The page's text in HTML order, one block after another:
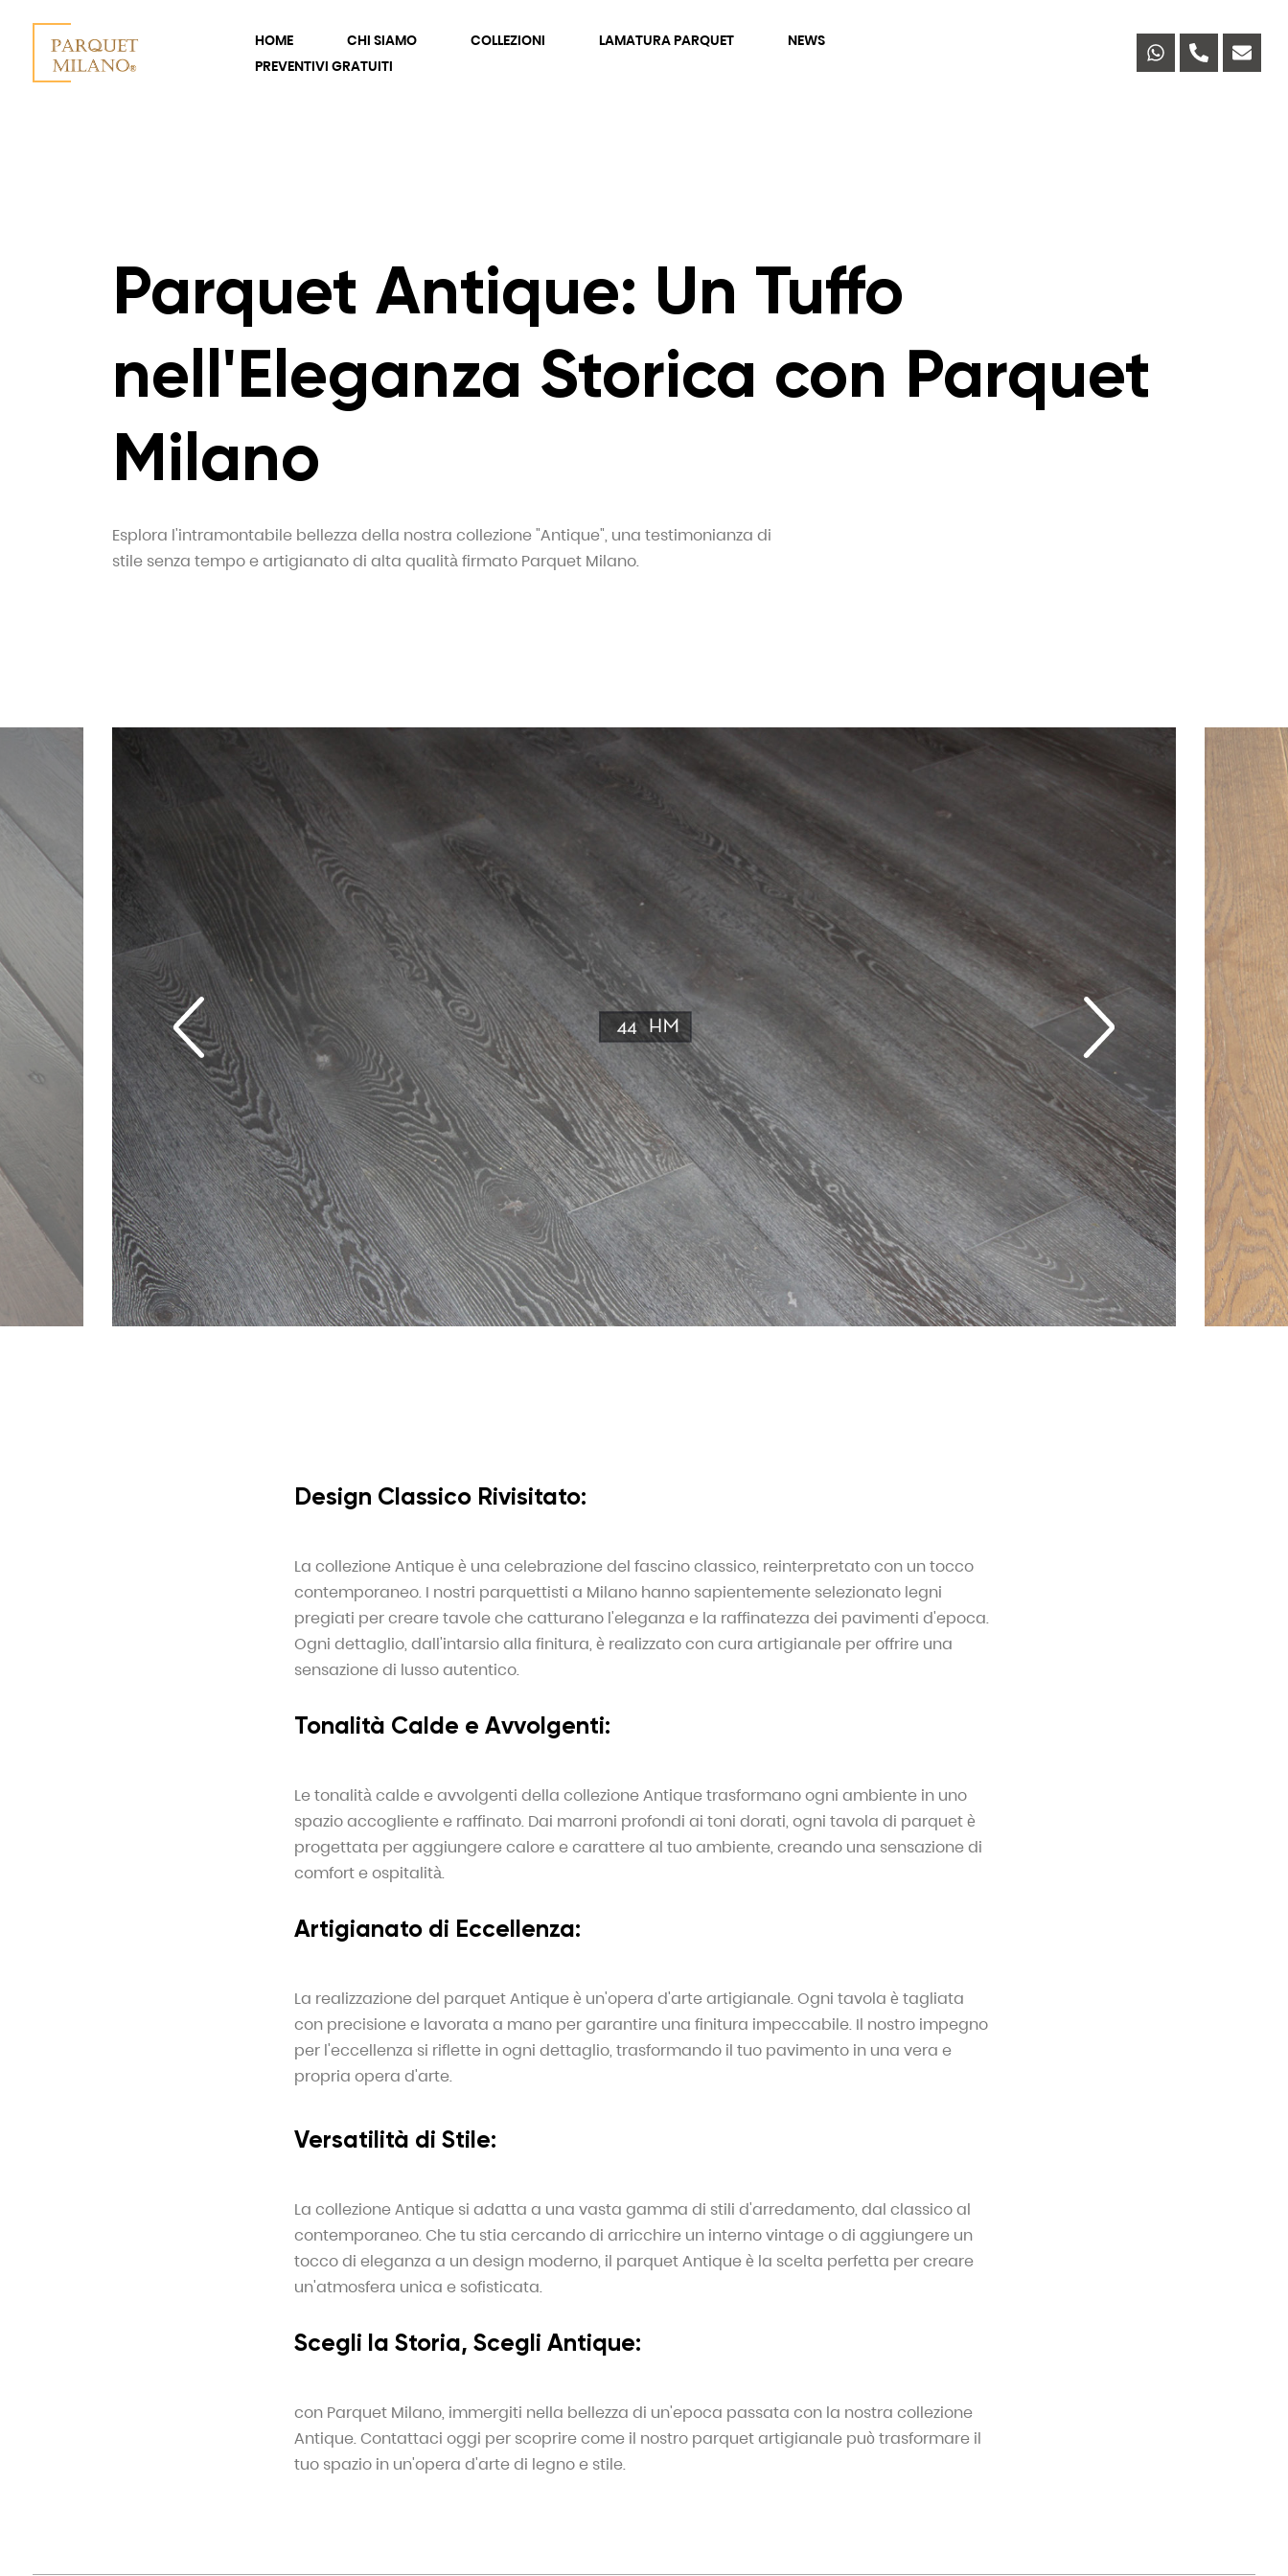
HOME CHI SIAMO COLLEZIONI LAMATURA PARQUET
NEWS
PREVENTIVI GRATUITI
Parquet Antique: Un Tuffo
nell'Eleganza Storica con Parquet
Milano
Esplora l'intramontabile bellezza della nostra collezione "Antique", una testimonianza di
stile senza tempo e artigianato di alta qualità firmato Parquet Milano.
Design Classico Rivisitato:
La collezione Antique è una celebrazione del fascino classico, reinterpretato con un tocco
contemporaneo. I nostri parquettisti a Milano hanno sapientemente selezionato legni
pregiati per creare tavole che catturano l'eleganza e la raffinatezza dei pavimenti d'epoca.
Ogni dettaglio, dall'intarsio alla finitura, è realizzato con cura artigianale per offrire una
sensazione di lusso autentico.
Tonalità Calde e Avvolgenti:
Le tonalità calde e avvolgenti della collezione Antique trasformano ogni ambiente in uno
spazio accogliente e raffinato. Dai marroni profondi ai toni dorati, ogni tavola di parquet è
progettata per aggiungere calore e carattere al tuo ambiente, creando una sensazione di
comfort e ospitalità.
Artigianato di Eccellenza:
La realizzazione del parquet Antique è un'opera d'arte artigianale. Ogni tavola è tagliata
con precisione e lavorata a mano per garantire una finitura impeccabile. Il nostro impegno
per l'eccellenza si riflette in ogni dettaglio, trasformando il tuo pavimento in una vera e
propria opera d'arte.
Versatilità di Stile:
La collezione Antique si adatta a una vasta gamma di stili d'arredamento, dal classico al
contemporaneo. Che tu stia cercando di arricchire un interno vintage o di aggiungere un
tocco di eleganza a un design moderno, il parquet Antique è la scelta perfetta per creare
un'atmosfera unica e sofisticata.
Scegli la Storia, Scegli Antique:
con Parquet Milano, immergiti nella bellezza di un'epoca passata con la nostra collezione
Antique. Contattaci oggi per scoprire come il nostro parquet artigianale può trasformare il
tuo spazio in un'opera d'arte di legno e stile.